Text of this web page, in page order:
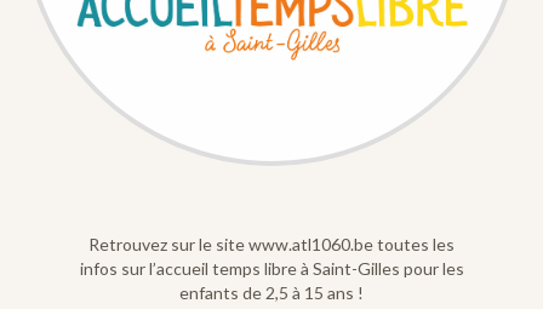
Retrouvez sur le site www.atl1060.be toutes les
infos sur l’accueil temps libre à Saint-Gilles pour les
enfants de 2,5 à 15 ans !